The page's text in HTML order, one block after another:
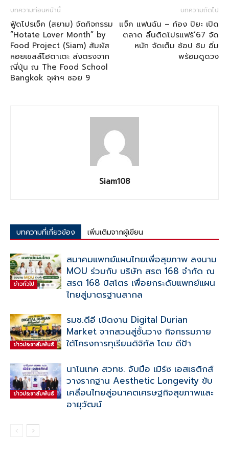
บทความก่อนหน้านี้
ฟู้ดโปรเจ็ค (สยาม) จัดกิจกรรม
“Hotate Lover Month” by
Food Project (Siam) สัมผัส
หอยเชลล์โฮตาเตะ ส่งตรงจาก
ญี่ปุ่น ณ The Food School
Bangkok จุฬาฯ ซอย 9
บทความถัดไป
แจ็ค แฟนฉัน – ก้อง ปิยะ เปิด
ตลาด ลิ้นติดโปรแฟร์‘67 จัด
หนัก จัดเต็ม ช้อป ชิม อิ่ม
พร้อมดูดวง
Siam108
บทความที่เกี่ยวข้อง เพิ่มเติมจากผู้เขียน
ข่าวทั่วไป
สมาคมแพทย์แผนไทยเพื่อสุขภาพ ลงนาม
MOU ร่วมกับ บริษัท สรต 168 จำกัด ณ
สรต 168 บิสโตร เพื่อยกระดับแพทย์แผน
ไทยสู่มาตรฐานสากล
ข่าวประชาสัมพันธ์
รมช.ดีอี เปิดงาน Digital Durian
Market จากสวนสู่ชั้นวาง กิจกรรมภาย
ใต้โครงการทุเรียนดิจิทัล โดย ดีป้า
ข่าวประชาสัมพันธ์
นาโนเทค สวทช. จับมือ เมิร์ซ เอสเธติกส์
วางรากฐาน Aesthetic Longevity ขับ
เคลื่อนไทยสู่อนาคตเศรษฐกิจสุขภาพและ
อายุวัฒน์